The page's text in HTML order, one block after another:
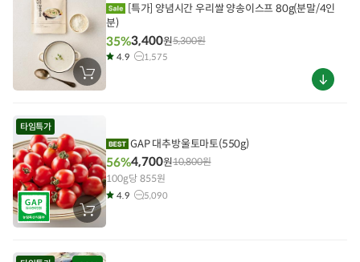
장
바
기
분)
35%3,400원5,300원
4.9 1,575
타임특가
장
바
에
GAP 대추방울토마토(550g)
56%4,700원10,800원
100g당 855원
4.9 5,090